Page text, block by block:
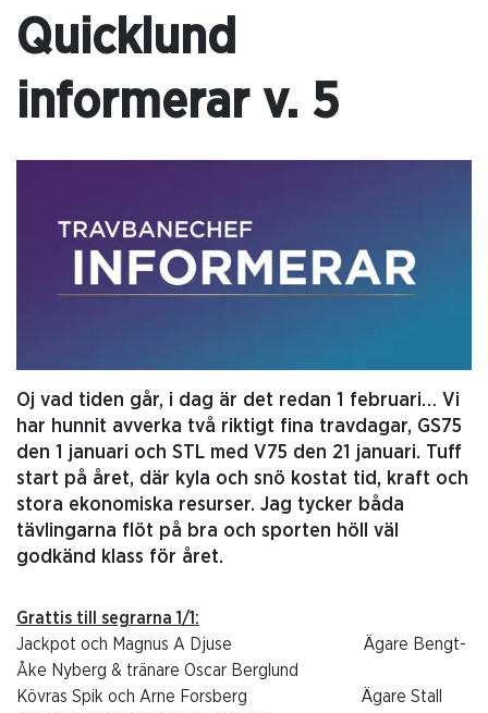
Quicklund
informerar v. 5
Oj vad tiden går, i dag är det redan 1 februari… Vi
har hunnit avverka två riktigt fina travdagar, GS75
den 1 januari och STL med V75 den 21 januari. Tuff
start på året, där kyla och snö kostat tid, kraft och
stora ekonomiska resurser. Jag tycker båda
tävlingarna flöt på bra och sporten höll väl
godkänd klass för året.
Grattis till segrarna 1/1:
Jackpot och Magnus A Djuse Ägare Bengt-
Åke Nyberg & tränare Oscar Berglund
Kövras Spik och Arne Forsberg Ägare Stall